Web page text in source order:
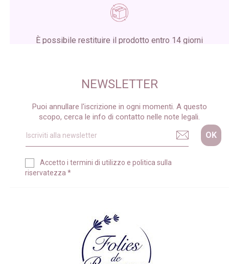
È possibile restituire il prodotto entro 14 giorni
NEWSLETTER
Puoi annullare l'iscrizione in ogni momenti. A questo
scopo, cerca le info di contatto nelle note legali.
Accetto i termini di utilizzo e politica sulla
riservatezza *